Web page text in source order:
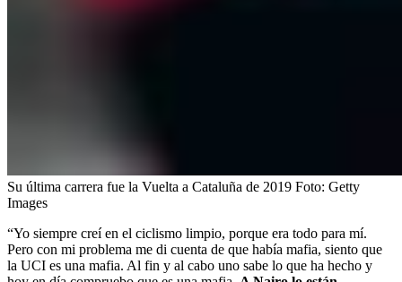
Su última carrera fue la Vuelta a Cataluña de 2019 Foto: Getty
Images
“Yo siempre creí en el ciclismo limpio, porque era todo para mí.
Pero con mi problema me di cuenta de que había mafia, siento que
la UCI es una mafia. Al fin y al cabo uno sabe lo que ha hecho y